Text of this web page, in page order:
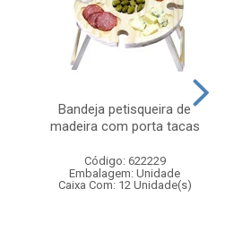
Bandeja petisqueira de
madeira com porta tacas
Código: 622229
Embalagem: Unidade
Caixa Com: 12 Unidade(s)